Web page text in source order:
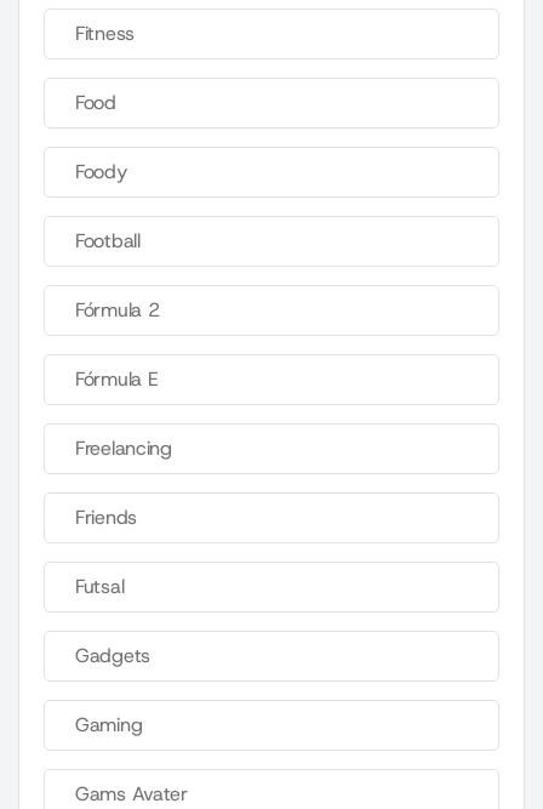
Fitness
Food
Foody
Football
Fórmula 2
Fórmula E
Freelancing
Friends
Futsal
Gadgets
Gaming
Gams Avater